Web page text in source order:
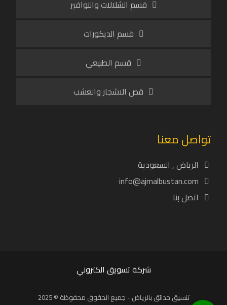
قسم الشلالات والنوافير
قسم الديكورات
قسم الطبيعي
قص الاشجار والعشب
تواصل معنا
الرياض , السعودية
info@ajmalbustan.com
اتصل بنا
شركة تسويق الكتروني
تنسيق حدائق بالرياض - جميع الحقوق محفوظة © 2025